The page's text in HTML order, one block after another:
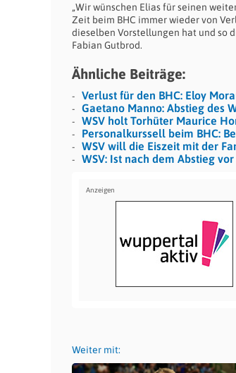
„Wir wünschen Elias für seinen
Zeit beim BHC immer wieder von
dieselben Vorstellungen hat und so
Fabian Gutbrod.
Ähnliche Beiträge:
Verlust für den BHC: Eloy
Gaetano Manno: Abstieg des
WSV holt Torhüter Maurice
Personalkurssell beim BHC:
WSV will die Eiszeit mit der
WSV: Ist nach dem Abstieg
Weiter mit: